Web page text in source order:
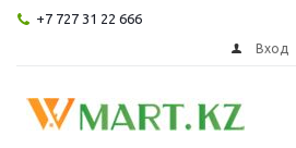
+7 727 31 22 666
Вход